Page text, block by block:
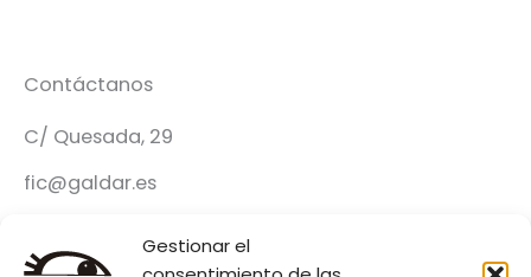
Gestionar el
Contáctanos
C/ Quesada, 29
fic@galdar.es
Enlaces de interés